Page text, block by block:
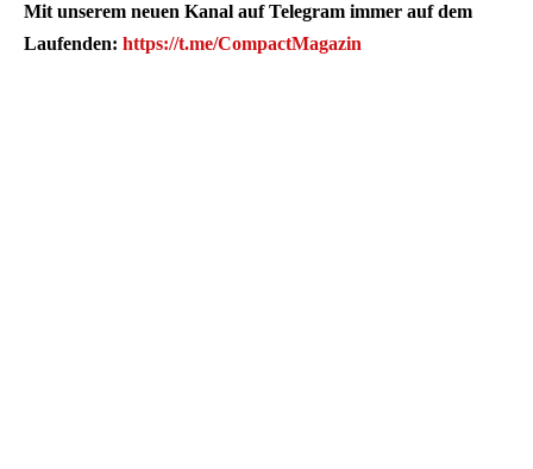
Mit unserem neuen Kanal auf Telegram immer auf dem
Laufenden: https://t.me/CompactMagazin